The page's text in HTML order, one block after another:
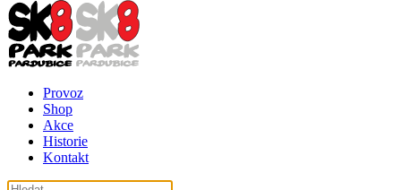
Provoz
Shop
Akce
Historie
Kontakt